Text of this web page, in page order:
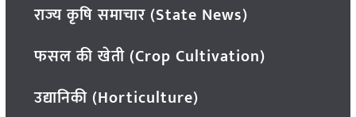
राज्य कृषि समाचार (State News)
फसल की खेती (Crop Cultivation)
उद्यानिकी (Horticulture)